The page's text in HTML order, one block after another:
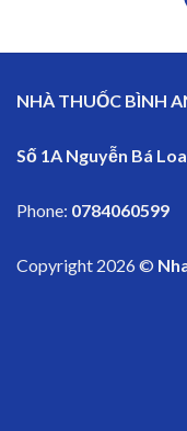
NHÀ THUỐC BÌNH
Số 1A Nguyễn Bá
Phone: 0784060599
Copyright 2026 ©